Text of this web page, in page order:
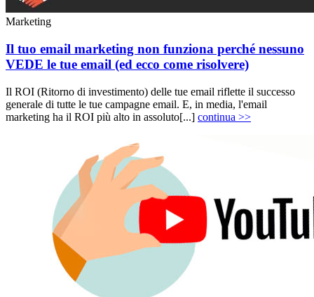
Marketing
Il tuo email marketing non funziona perché nessuno
VEDE le tue email (ed ecco come risolvere)
Il ROI (Ritorno di investimento) delle tue email riflette il successo
generale di tutte le tue campagne email. E, in media, l'email
marketing ha il ROI più alto in assoluto[...] continua >>